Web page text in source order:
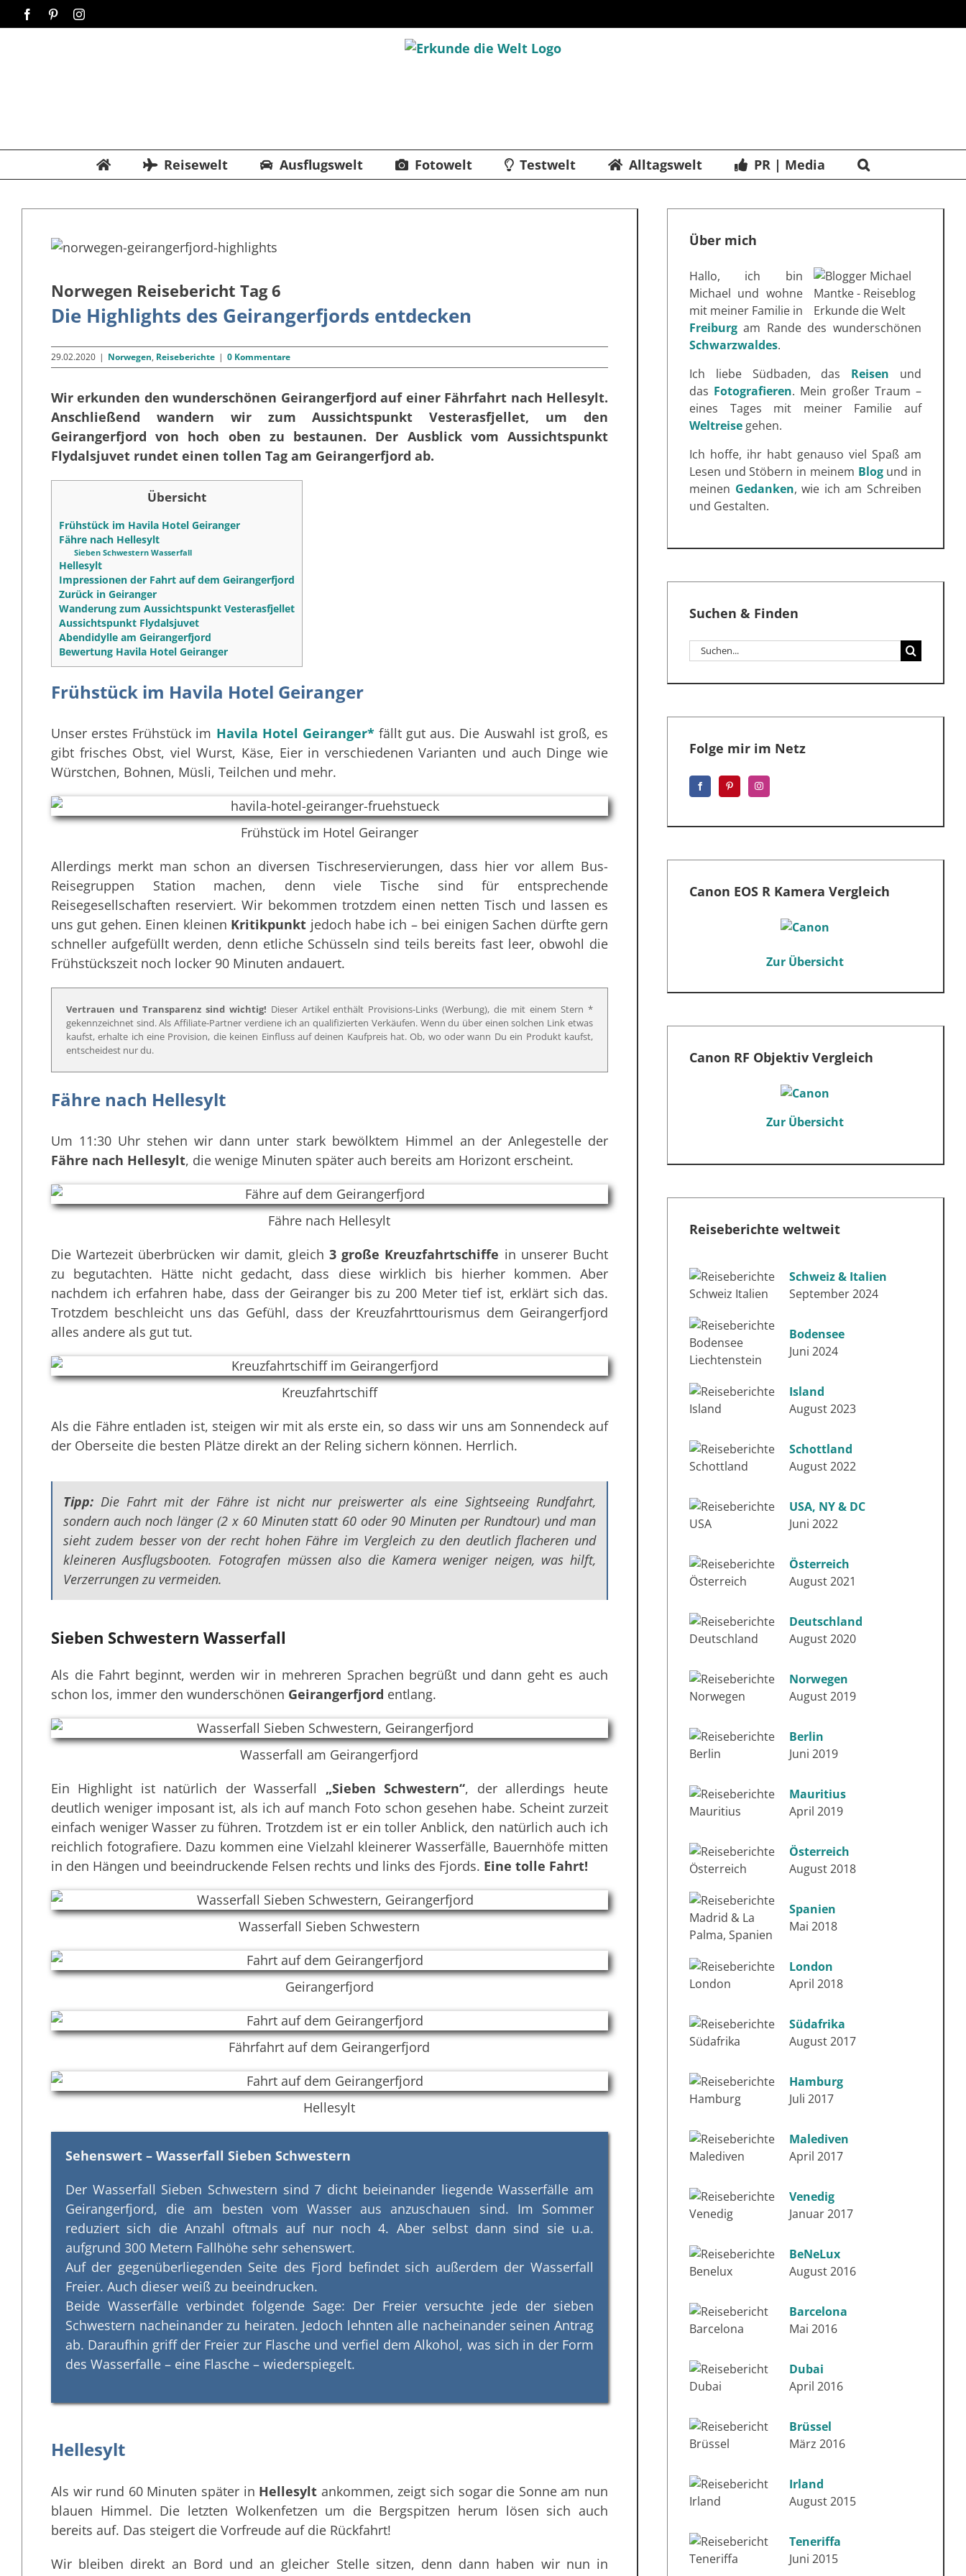
Zum
Inhalt
FacebookPinterestInstagram
Reisewelt Ausflugswelt Fotowelt Testwelt Alltagswelt PR | Media
Norwegen Reisebericht Tag 6
Die Highlights des Geirangerfjords entdecken
29.02.2020 | Norwegen, Reiseberichte | 0 Kommentare
Wir erkunden den wunderschönen Geirangerfjord auf einer Fährfahrt nach Hellesylt.
Anschließend wandern wir zum Aussichtspunkt Vesterasfjellet, um den
Geirangerfjord von hoch oben zu bestaunen. Der Ausblick vom Aussichtspunkt
Flydalsjuvet rundet einen tollen Tag am Geirangerfjord ab.
Übersicht
Frühstück im Havila Hotel Geiranger
Fähre nach Hellesylt
Sieben Schwestern Wasserfall
Hellesylt
Impressionen der Fahrt auf dem Geirangerfjord
Zurück in Geiranger
Wanderung zum Aussichtspunkt Vesterasfjellet
Aussichtspunkt Flydalsjuvet
Abendidylle am Geirangerfjord
Bewertung Havila Hotel Geiranger
Frühstück im Havila Hotel Geiranger
Unser erstes Frühstück im Havila Hotel Geiranger*fällt gut aus. Die Auswahl ist groß, es
gibt frisches Obst, viel Wurst, Käse, Eier in verschiedenen Varianten und auch Dinge wie
Würstchen, Bohnen, Müsli, Teilchen und mehr.
Frühstück im Hotel Geiranger
Allerdings merkt man schon an diversen Tischreservierungen, dass hier vor allem Bus-
Reisegruppen Station machen, denn viele Tische sind für entsprechende
Reisegesellschaften reserviert. Wir bekommen trotzdem einen netten Tisch und lassen es
uns gut gehen. Einen kleinen Kritikpunkt jedoch habe ich – bei einigen Sachen dürfte gern
schneller aufgefüllt werden, denn etliche Schüsseln sind teils bereits fast leer, obwohl die
Frühstückszeit noch locker 90 Minuten andauert.
Vertrauen und Transparenz sind wichtig! Dieser Artikel enthält Provisions-Links (Werbung), die mit einem Stern *
gekennzeichnet sind. Als Affiliate-Partner verdiene ich an qualifizierten Verkäufen. Wenn du über einen solchen Link etwas
kaufst, erhalte ich eine Provision, die keinen Einfluss auf deinen Kaufpreis hat. Ob, wo oder wann Du ein Produkt kaufst,
entscheidest nur du.
Fähre nach Hellesylt
Um 11:30 Uhr stehen wir dann unter stark bewölktem Himmel an der Anlegestelle der
Fähre nach Hellesylt, die wenige Minuten später auch bereits am Horizont erscheint.
Fähre nach Hellesylt
Die Wartezeit überbrücken wir damit, gleich3 große Kreuzfahrtschiffe in unserer Bucht
zu begutachten. Hätte nicht gedacht, dass diese wirklich bis hierher kommen. Aber
nachdem ich erfahren habe, dass der Geiranger bis zu 200 Meter tief ist, erklärt sich das.
Trotzdem beschleicht uns das Gefühl, dass der Kreuzfahrttourismus dem Geirangerfjord
alles andere als gut tut.
Kreuzfahrtschiff
Als die Fähre entladen ist, steigen wir mit als erste ein, so dass wir uns am Sonnendeck auf
der Oberseite die besten Plätze direkt an der Reling sichern können. Herrlich.
Tipp: Die Fahrt mit der Fähre ist nicht nur preiswerter als eine Sightseeing Rundfahrt,
sondern auch noch länger (2 x 60 Minuten statt 60 oder 90 Minuten per Rundtour) und man
sieht zudem besser von der recht hohen Fähre im Vergleich zu den deutlich flacheren und
kleineren Ausflugsbooten. Fotografen müssen also die Kamera weniger neigen, was hilft,
Verzerrungen zu vermeiden.
Sieben Schwestern Wasserfall
Als die Fahrt beginnt, werden wir in mehreren Sprachen begrüßt und dann geht es auch
schon los, immer den wunderschönen Geirangerfjord entlang.
Wasserfall am Geirangerfjord
Ein Highlight ist natürlich der Wasserfall „Sieben Schwestern“, der allerdings heute
deutlich weniger imposant ist, als ich auf manch Foto schon gesehen habe. Scheint zurzeit
einfach weniger Wasser zu führen. Trotzdem ist er ein toller Anblick, den natürlich auch ich
reichlich fotografiere. Dazu kommen eine Vielzahl kleinerer Wasserfälle, Bauernhöfe mitten
in den Hängen und beeindruckende Felsen rechts und links des Fjords. Eine tolle Fahrt!
Wasserfall Sieben Schwestern
Geirangerfjord
Fährfahrt auf dem Geirangerfjord
Hellesylt
Sehenswert – Wasserfall Sieben Schwestern
Der Wasserfall Sieben Schwestern sind 7 dicht beieinander liegende Wasserfälle am
Geirangerfjord, die am besten vom Wasser aus anzuschauen sind. Im Sommer
reduziert sich die Anzahl oftmals auf nur noch 4. Aber selbst dann sind sie u.a.
aufgrund 300 Metern Fallhöhe sehr sehenswert.
Auf der gegenüberliegenden Seite des Fjord befindet sich außerdem der Wasserfall
Freier. Auch dieser weiß zu beeindrucken.
Beide Wasserfälle verbindet folgende Sage: Der Freier versuchte jede der sieben
Schwestern nacheinander zu heiraten. Jedoch lehnten alle nacheinander seinen Antrag
ab. Daraufhin griff der Freier zur Flasche und verfiel dem Alkohol, was sich in der Form
des Wasserfalle – eine Flasche – wiederspiegelt.
Hellesylt
Als wir rund 60 Minuten später in Hellesylt ankommen, zeigt sich sogar die Sonne am nun
blauen Himmel. Die letzten Wolkenfetzen um die Bergspitzen herum lösen sich auch
bereits auf. Das steigert die Vorfreude auf die Rückfahrt!
Wir bleiben direkt an Bord und an gleicher Stelle sitzen, denn dann haben wir nun in
Über mich
Hallo, ich bin
Michael und wohne
mit meiner Familie in
Freiburgam Rande des wunderschönen
Schwarzwaldes.
Ich liebe Südbaden, das Reisen und
das Fotografieren. Mein großer Traum –
eines Tages mit meiner Familie auf
Weltreisegehen.
Ich hoffe, ihr habt genauso viel Spaß am
Lesen und Stöbern in meinem Blog und in
meinen Gedanken, wie ich am Schreiben
und Gestalten.
Suchen & Finden
Suche
nach:
Folge mir im Netz
Canon EOS R Kamera Vergleich
Zur Übersicht
Canon RF Objektiv Vergleich
Zur Übersicht
Reiseberichte weltweit
Schweiz & Italien
September 2024
Bodensee
Juni 2024
Island
August 2023
Schottland
August 2022
USA, NY & DC
Juni 2022
Österreich
August 2021
Deutschland
August 2020
Norwegen
August 2019
Berlin
Juni 2019
Mauritius
April 2019
Österreich
August 2018
Spanien
Mai 2018
London
April 2018
Südafrika
August 2017
Hamburg
Juli 2017
Malediven
April 2017
Venedig
Januar 2017
BeNeLux
August 2016
Barcelona
Mai 2016
Dubai
April 2016
Brüssel
März 2016
Irland
August 2015
Teneriffa
Juni 2015